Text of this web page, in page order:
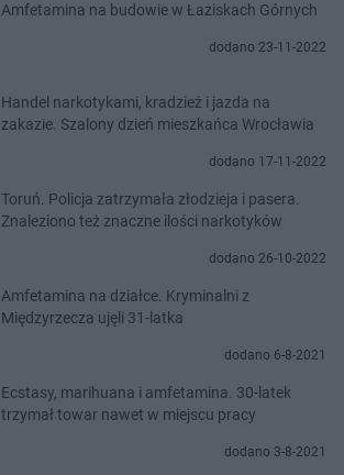
Amfetamina na budowie w Łaziskach Górnych
dodano 23-11-2022
Handel narkotykami, kradzież i jazda na
zakazie. Szalony dzień mieszkańca Wrocławia
dodano 17-11-2022
Toruń. Policja zatrzymała złodzieja i pasera.
Znaleziono też znaczne ilości narkotyków
dodano 26-10-2022
Amfetamina na działce. Kryminalni z
Międzyrzecza ujęli 31-latka
dodano 6-8-2021
Ecstasy, marihuana i amfetamina. 30-latek
trzymał towar nawet w miejscu pracy
dodano 3-8-2021